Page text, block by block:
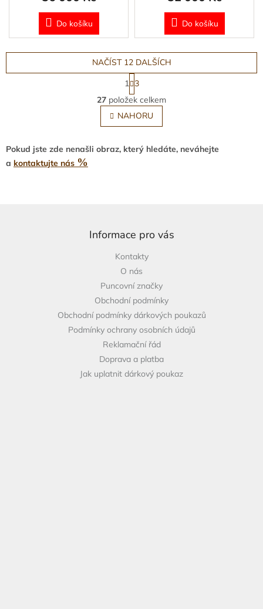
Do košíku Do košíku
O
v
l
á
a
v
p
i
s
u
NAČÍST 12 DALŠÍCH
S
t
r
á
n
k
v
1 3
27 položek celkem
NAHORU
Pokud jste zde nenašli obraz, který hledáte, neváhejte
a kontaktujte nás %
Informace pro vás
Kontakty
O nás
Puncovní značky
Obchodní podmínky
Obchodní podmínky dárkových poukazů
Podmínky ochrany osobních údajů
Reklamační řád
Doprava a platba
Jak uplatnit dárkový poukaz